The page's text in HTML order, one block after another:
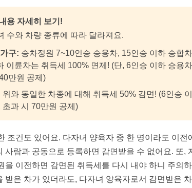
용 자세히 보기!
수와 차량 종류에 따라 달라져요.
구: 승차정원 7~10인승 승용차, 15인승 이하 승합
이륜차는 취득세 100% 면제! (단, 6인승 이하 승용
만원 공제)
위와 동일한 차종에 대해 취득세 50% 감면! (6인승
초과 시 70만원 공제)
조건도 있어요. 다자녀 양육자 중 한 명이라도 이
사람과 공동으로 등록하면 감면받을 수 없어요. 또,
을 이전하면 감면된 취득세를 다시 내야 하니 주의
받은 차가 있더라도, 다자녀 양육자로서 감면받은